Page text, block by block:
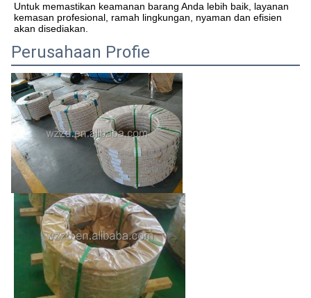
Untuk memastikan keamanan barang Anda lebih baik, layanan
kemasan profesional, ramah lingkungan, nyaman dan efisien
akan disediakan.
Perusahaan Profie